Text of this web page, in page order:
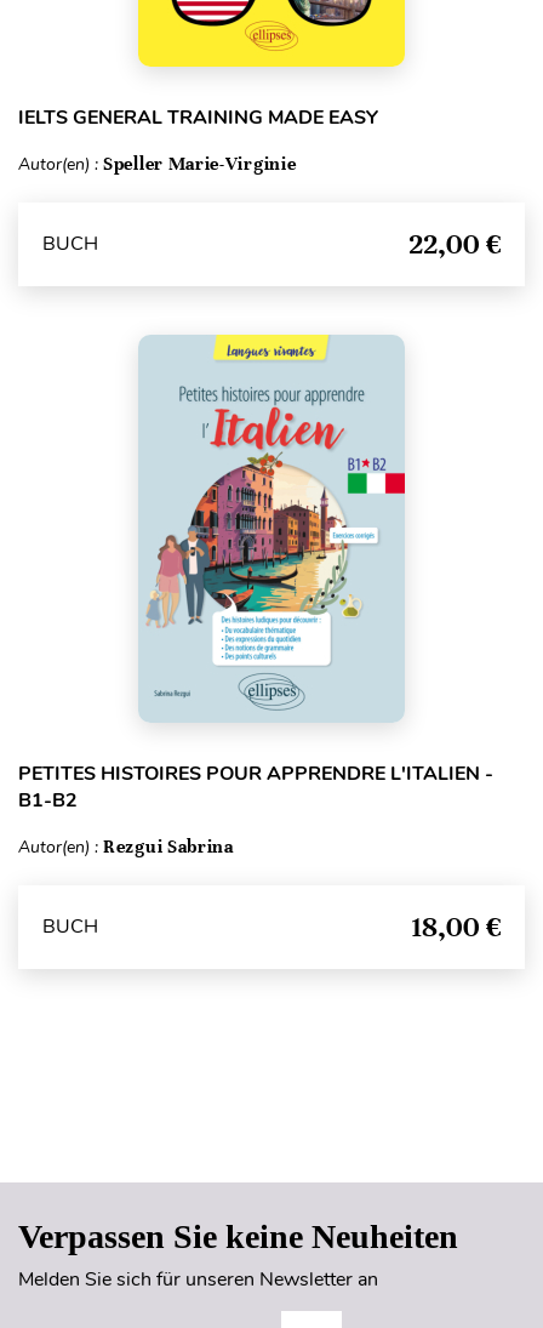
IELTS GENERAL TRAINING MADE EASY
Autor(en) : Speller Marie-Virginie
BUCH 22,00 €
PETITES HISTOIRES POUR APPRENDRE L'ITALIEN -
B1-B2
Autor(en) : Rezgui Sabrina
BUCH 18,00 €
Verpassen Sie keine Neuheiten
Melden Sie sich für unseren Newsletter an